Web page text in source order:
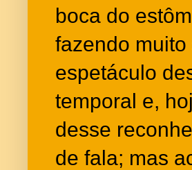
boca do
fazendo muito
espetáculo
temporal e,
desse
de fala; mas